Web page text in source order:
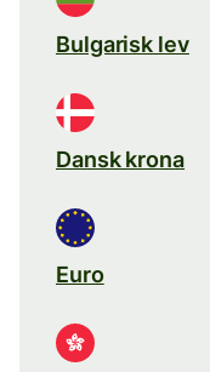
Bulgarisk lev
Dansk krona
Euro